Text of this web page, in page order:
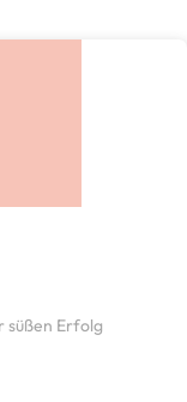
süßen Erfolg